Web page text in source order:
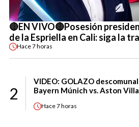
🔴EN VIVO🔴Posesión
de la Espriella en Cali: siga la
Hace7 horas
2
VIDEO: GOLAZO
Bayern Múnich vs. Aston Villa
Hace7 horas